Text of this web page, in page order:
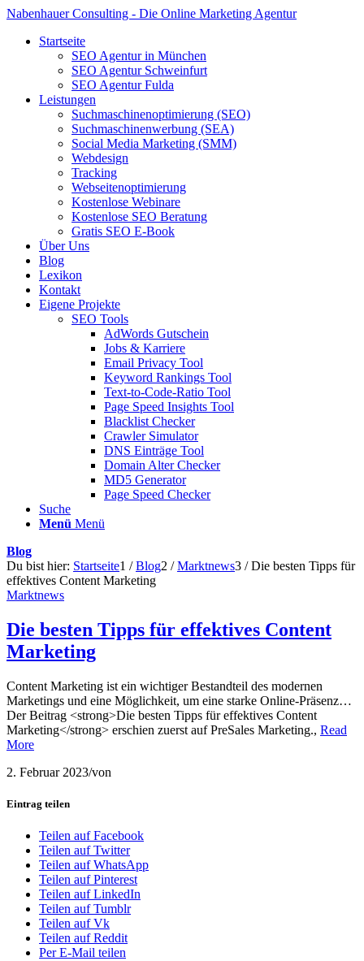
Nabenhauer Consulting - Die Online Marketing Agentur
Startseite
SEO Agentur in München
SEO Agentur Schweinfurt
SEO Agentur Fulda
Leistungen
Suchmaschinenoptimierung (SEO)
Suchmaschinenwerbung (SEA)
Social Media Marketing (SMM)
Webdesign
Tracking
Webseitenoptimierung
Kostenlose Webinare
Kostenlose SEO Beratung
Gratis SEO E-Book
Über Uns
Blog
Lexikon
Kontakt
Eigene Projekte
SEO Tools
AdWords Gutschein
Jobs & Karriere
Email Privacy Tool
Keyword Rankings Tool
Text-to-Code-Ratio Tool
Page Speed Insights Tool
Blacklist Checker
Crawler Simulator
DNS Einträge Tool
Domain Alter Checker
MD5 Generator
Page Speed Checker
Suche
Menü Menü
Blog
Du bist hier: Startseite1 / Blog2 / Marktnews3 / Die besten Tipps für
effektives Content Marketing
Marktnews
Die besten Tipps für effektives Content
Marketing
Content Marketing ist ein wichtiger Bestandteil des modernen
Marketings und eine Möglichkeit, um eine starke Online-Präsenz…
Der Beitrag <strong>Die besten Tipps für effektives Content
Marketing</strong> erschien zuerst auf PreSales Marketing., Read
More
2. Februar 2023/von
Eintrag teilen
Teilen auf Facebook
Teilen auf Twitter
Teilen auf WhatsApp
Teilen auf Pinterest
Teilen auf LinkedIn
Teilen auf Tumblr
Teilen auf Vk
Teilen auf Reddit
Per E-Mail teilen